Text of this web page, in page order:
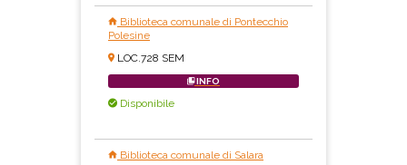
Biblioteca comunale di Pontecchio
Polesine
LOC.728 SEM
INFO
Disponibile
Biblioteca comunale di Salara